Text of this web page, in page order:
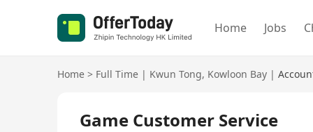
Home Jobs
Home > Full Time | Kwun Tong, Kowloon Bay |
Game Customer Service